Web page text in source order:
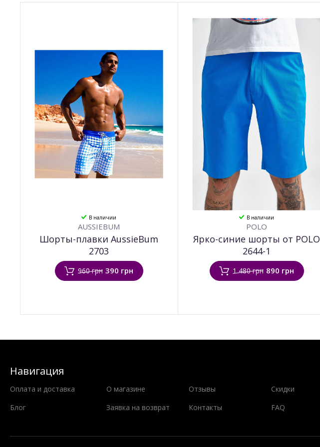
В наличии
AUSSIEBUM
Шорты-плавки AussieBum
2703
960 грн 390 грн
В наличии
POLO
Ярко-синие шорты от POLO
2644-1
1 480 грн 890 грн
Навигация
Оплата и доставка О магазине Отзывы
Скидки
Блог
Заявка на возврат Контакты FAQ